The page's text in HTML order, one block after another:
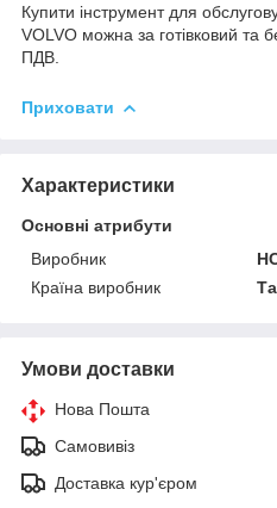
Купити інструмент для
VOLVO можна за готівковий та
ПДВ.
Приховати
Характеристики
Основні атрибути
Виробник
Країна виробник
Умови доставки
Нова Пошта
Самовивіз
Доставка кур'єром